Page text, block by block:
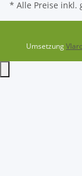
* Alle Preise inkl.
Umsetzung